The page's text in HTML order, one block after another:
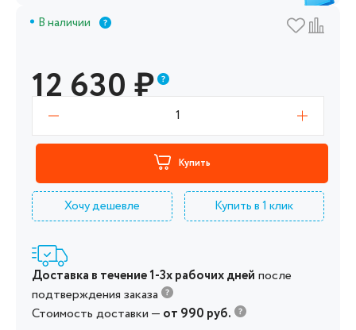
В наличии
12 630₽
1
Купить
Хочу дешевле Купить в 1 клик
Доставка в течение 1-3х рабочих дней после
подтверждения заказа
Стоимость доставки — от 990 руб.